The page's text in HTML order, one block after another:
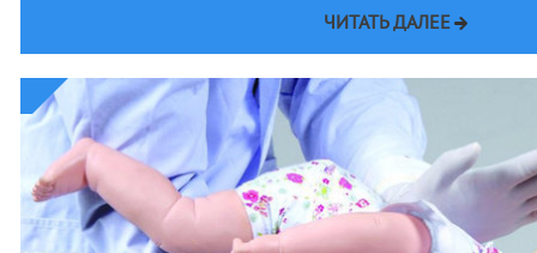
ЧИТАТЬ ДАЛЕЕ